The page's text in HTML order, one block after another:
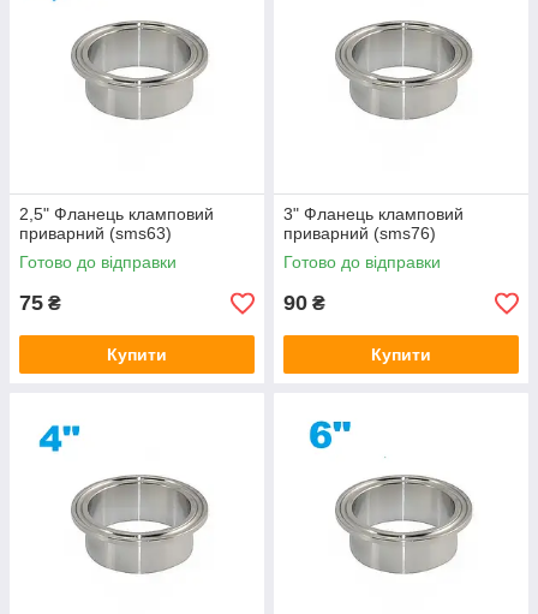
2,5" Фланець кламповий
приварний (sms63)
Готово до відправки
75 ₴
Купити
3" Фланець кламповий
приварний (sms76)
Готово до відправки
90 ₴
Купити